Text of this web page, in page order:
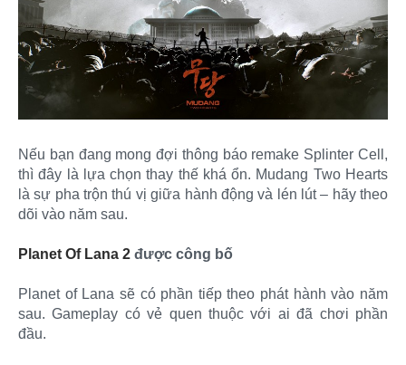
Nếu bạn đang mong đợi thông báo remake Splinter Cell,
thì đây là lựa chọn thay thế khá ổn. Mudang Two Hearts
là sự pha trộn thú vị giữa hành động và lén lút – hãy theo
dõi vào năm sau.
Planet Of Lana 2 được công bố
Planet of Lana sẽ có phần tiếp theo phát hành vào năm
sau. Gameplay có vẻ quen thuộc với ai đã chơi phần
đầu.